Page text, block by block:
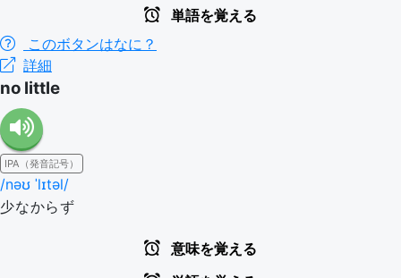
単語を覚える
このボタンはなに？
詳細
no little
IPA（発音記号）
/nəʊ ˈlɪtəl/
少なからず
意味を覚える